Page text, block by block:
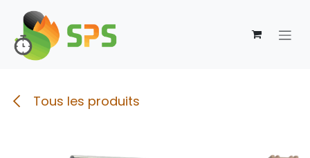
Se rendre au contenu
Tous les produits